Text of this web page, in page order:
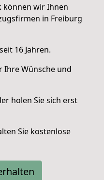
können wir Ihnen
in Freiburg
16 Jahren.
Ihre Wünsche und
holen Sie sich erst
Sie kostenlose